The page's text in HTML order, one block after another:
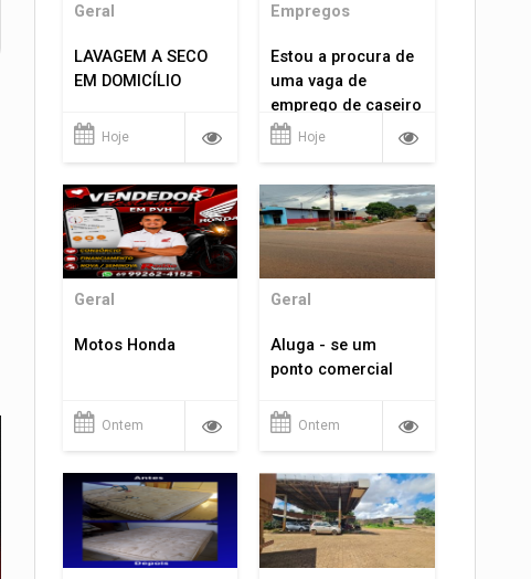
Geral
LAVAGEM A SECO
EM DOMICÍLIO
Hoje
Empregos
Estou a procura de
uma vaga de
emprego de caseiro
em porto velho
Hoje
Geral
Motos Honda
Ontem
Geral
Aluga - se um
ponto comercial
Ontem